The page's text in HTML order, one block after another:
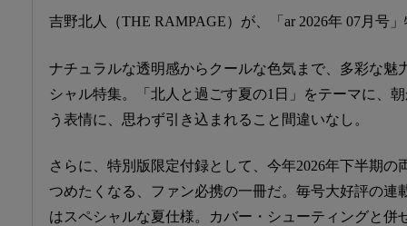
吉野北人（THE RAMPAGE）が、「ar 2026年 07月号
ナチュラルな透明感からクールな色気まで、多彩な魅
シャル特集。「北人と過ごす夏の1日」をテーマに、
う表情に、思わず引き込まれること間違いなし。
さらに、特別版限定付録として、今年2026年下半期の
つめたくなる、ファン必携の一冊だ。毎号大好評の連
はスペシャルな夏仕様。カバー・シューティングと併